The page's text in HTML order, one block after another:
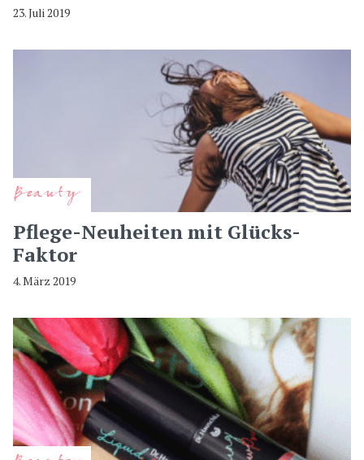
23. Juli 2019
Beauty
Pflege-Neuheiten mit Glücks-
Faktor
4. März 2019